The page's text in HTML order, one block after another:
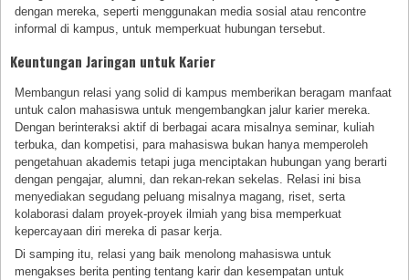
dengan mereka, seperti menggunakan media sosial atau rencontre
informal di kampus, untuk memperkuat hubungan tersebut.
Keuntungan Jaringan untuk Karier
Membangun relasi yang solid di kampus memberikan beragam manfaat
untuk calon mahasiswa untuk mengembangkan jalur karier mereka.
Dengan berinteraksi aktif di berbagai acara misalnya seminar, kuliah
terbuka, dan kompetisi, para mahasiswa bukan hanya memperoleh
pengetahuan akademis tetapi juga menciptakan hubungan yang berarti
dengan pengajar, alumni, dan rekan-rekan sekelas. Relasi ini bisa
menyediakan segudang peluang misalnya magang, riset, serta
kolaborasi dalam proyek-proyek ilmiah yang bisa memperkuat
kepercayaan diri mereka di pasar kerja.
Di samping itu, relasi yang baik menolong mahasiswa untuk
mengakses berita penting tentang karir dan kesempatan untuk